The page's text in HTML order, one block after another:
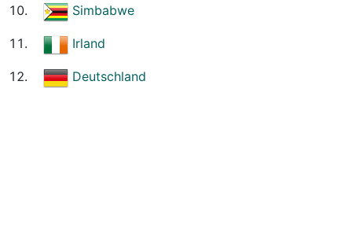
Simbabwe
Irland
Deutschland